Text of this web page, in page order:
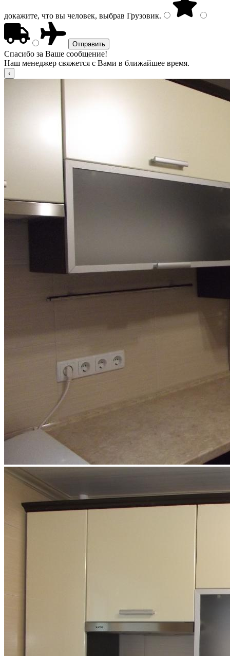
докажите, что вы человек, выбрав Грузовик.
Спасибо за Ваше сообщение!
Наш менеджер свяжется с Вами в ближайшее время.